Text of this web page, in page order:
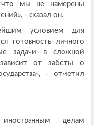
что мы не намерены
- сказал он.
условием для
готовность личного
задачи в сложной
от заботы о
- отметил
делам